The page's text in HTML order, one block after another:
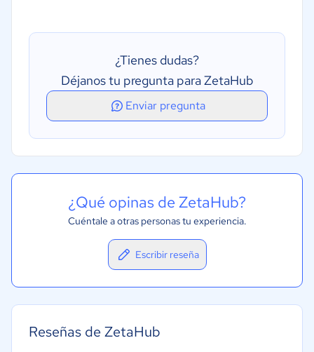
¿Tienes dudas?
Déjanos tu pregunta para ZetaHub
Enviar pregunta
¿Qué opinas de ZetaHub?
Cuéntale a otras personas tu experiencia.
Escribir reseña
Reseñas de ZetaHub